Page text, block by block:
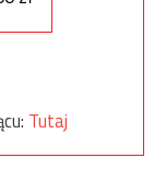
Tutaj